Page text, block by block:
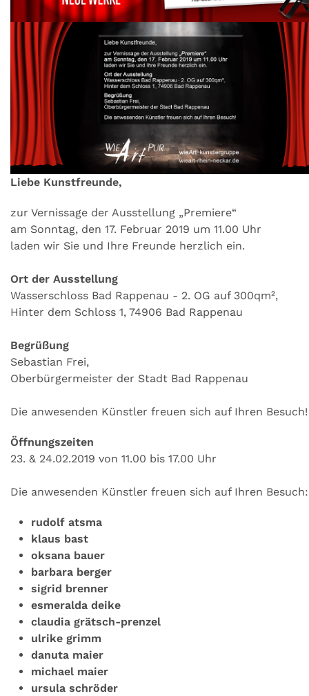
Liebe Kunstfreunde,
zur Vernissage der Ausstellung „Premiere“
am Sonntag, den 17. Februar 2019 um 11.00 Uhr
laden wir Sie und Ihre Freunde herzlich ein.
Ort der Ausstellung
Wasserschloss Bad Rappenau - 2. OG auf 300qm²,
Hinter dem Schloss 1, 74906 Bad Rappenau
Begrüßung
Sebastian Frei,
Oberbürgermeister der Stadt Bad Rappenau
Die anwesenden Künstler freuen sich auf Ihren Besuch!
Öffnungszeiten
23. & 24.02.2019 von 11.00 bis 17.00 Uhr
Die anwesenden Künstler freuen sich auf Ihren Besuch:
rudolf atsma
klaus bast
oksana bauer
barbara berger
sigrid brenner
esmeralda deike
claudia grätsch-prenzel
ulrike grimm
danuta maier
michael maier
ursula schröder